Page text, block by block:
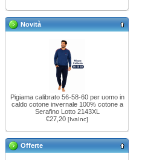
Novità
Pigiama calibrato 56-58-60 per uomo in
caldo cotone invernale 100% cotone a
Serafino Lotto 2143XL
€27,20 [IvaInc]
Offerte